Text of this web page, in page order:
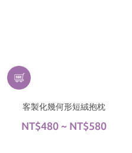
客製化幾何形短絨抱枕
NT$480 ~ NT$580